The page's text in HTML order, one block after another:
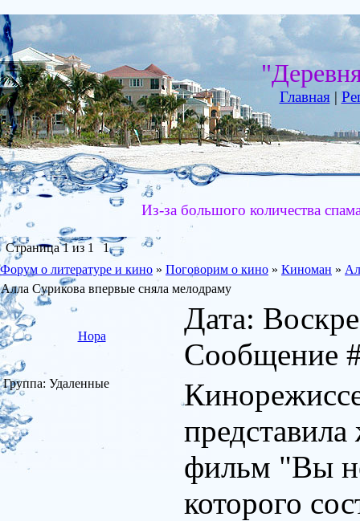
Главная|
Из-за большого количества
Страница1из 1
1
Форум о литературе и кино » Поговорим о кино » Киноман »
Алла Сурикова впервые сняла мелодраму
Нора
Дата:
Сообщение
Группа: Удаленные
фильм "Вы
которого